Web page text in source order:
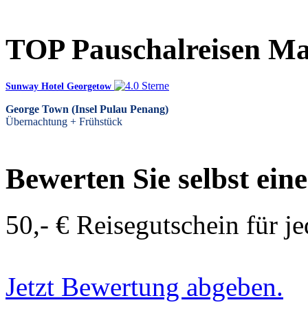
TOP Pauschalreisen
Sunway Hotel Georgetow
George Town (Insel Pulau Penang)
Übernachtung + Frühstück
Bewerten Sie selbst
50,- € Reisegutschein für
Jetzt Bewertung abgeben.